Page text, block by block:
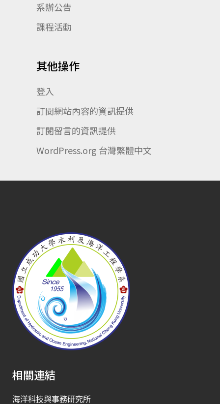
系辦公告
課程活動
其他操作
登入
訂閱網站內容的資訊提供
訂閱留言的資訊提供
WordPress.org 台灣繁體中文
相關連結
海洋科技與事務研究所